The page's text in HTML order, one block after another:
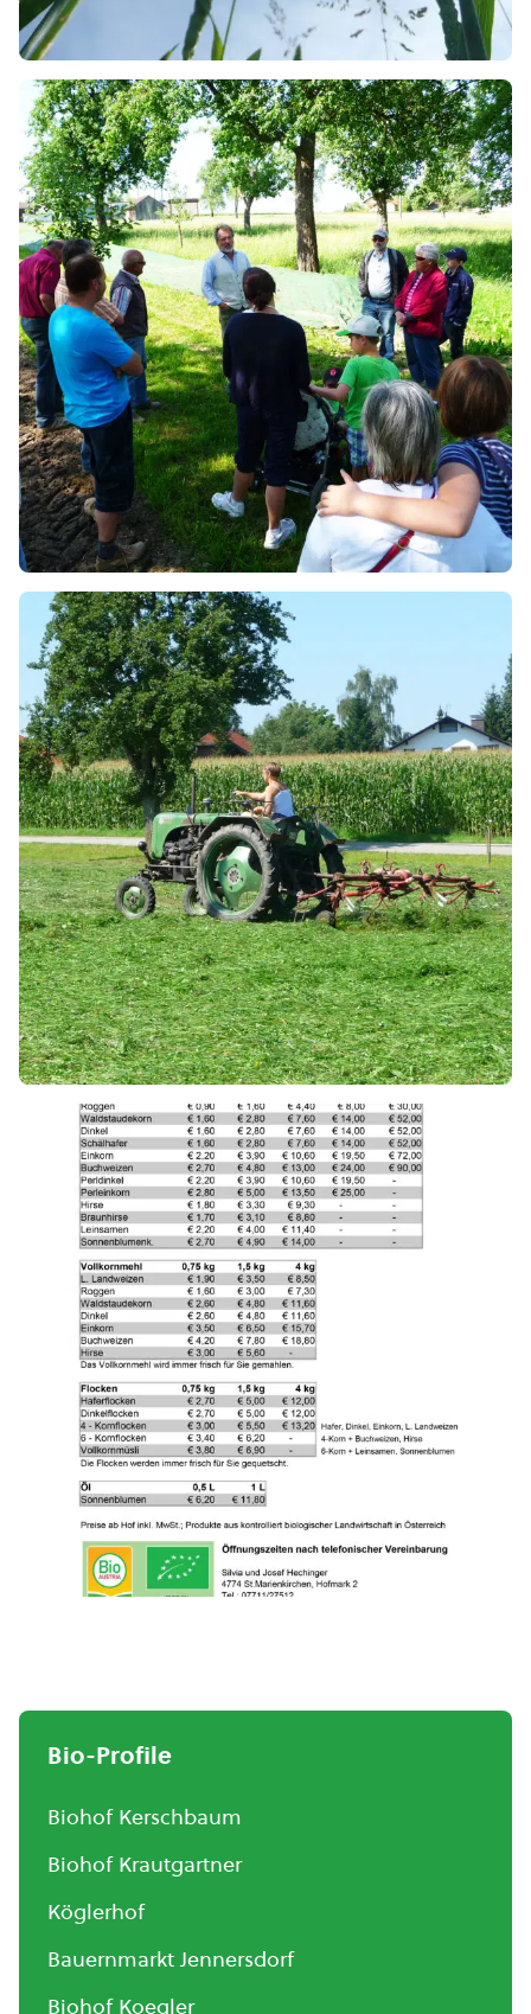
Bio-Profile
Biohof Kerschbaum
Biohof Krautgartner
Köglerhof
Bauernmarkt Jennersdorf
Biohof Koegler